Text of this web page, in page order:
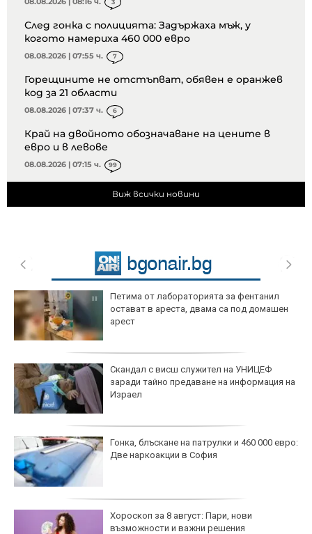
3
След гонка с полицията: Задържаха мъж, у
когото намериха 460 000 евро
08.08.2026 | 07:55 ч. 7
Горещините не отстъпват, обявен е оранжев
код за 21 области
08.08.2026 | 07:37 ч. 6
Край на двойното обозначаване на цените в
евро и в левове
08.08.2026 | 07:15 ч. 99
Виж всички новини
Петима от лабораторията за фентанил
остават в ареста, двама са под домашен
арест
Скандал с висш служител на УНИЦЕФ
заради тайно предаване на информация на
Израел
Гонка, блъскане на патрулки и 460 000 евро:
Две наркоакции в София
Хороскоп за 8 август: Пари, нови
възможности и важни решения